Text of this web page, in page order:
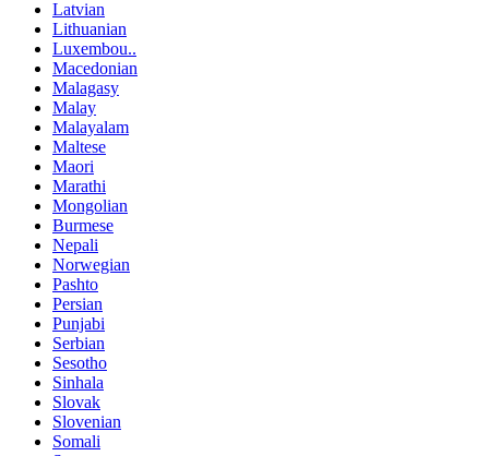
Latvian
Lithuanian
Luxembou..
Macedonian
Malagasy
Malay
Malayalam
Maltese
Maori
Marathi
Mongolian
Burmese
Nepali
Norwegian
Pashto
Persian
Punjabi
Serbian
Sesotho
Sinhala
Slovak
Slovenian
Somali